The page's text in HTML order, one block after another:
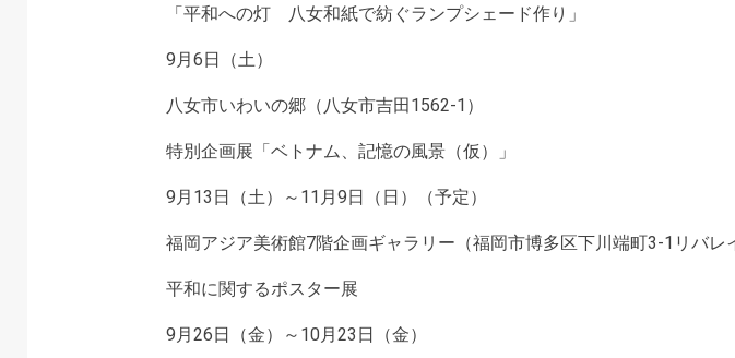
「平和への灯 八女和紙で紡ぐランプシェード作り」
9月6日（土）
八女市いわいの郷（八女市吉田1562-1）
特別企画展「ベトナム、記憶の風景（仮）」
9月13日（土）～11月9日（日）（予定）
福岡アジア美術館7階企画ギャラリー（福岡市博多区下川端町3-1リバレ
平和に関するポスター展
9月26日（金）～10月23日（金）